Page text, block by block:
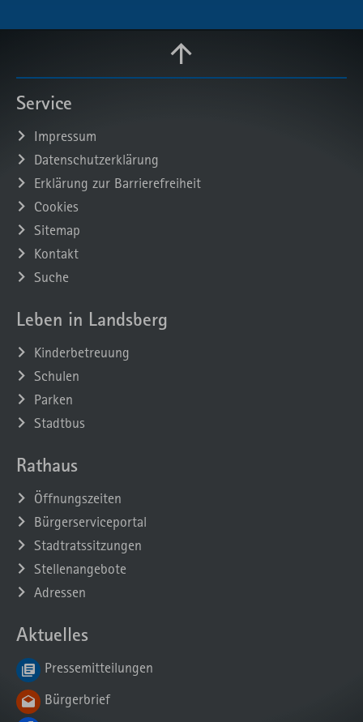
Service
Impressum
Datenschutzerklärung
Erklärung zur Barrierefreiheit
Cookies
Sitemap
Kontakt
Suche
Leben in Landsberg
Kinderbetreuung
Schulen
Parken
Stadtbus
Rathaus
Öffnungszeiten
Bürgerserviceportal
Stadtratssitzungen
Stellenangebote
Adressen
Aktuelles
Pressemitteilungen
Bürgerbrief